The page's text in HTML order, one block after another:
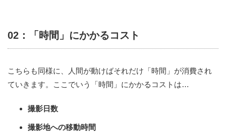
02：「時間」にかかるコスト
こちらも同様に、人間が動けばそれだけ「時間」が消費され
ていきます。ここでいう「時間」にかかるコストは…
撮影日数
撮影地への移動時間